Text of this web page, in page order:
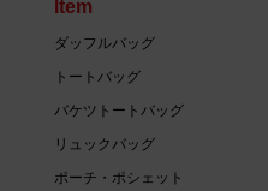
Item
ダッフルバッグ
トートバッグ
バケツトートバッグ
リュックバッグ
ポーチ・ポシェット